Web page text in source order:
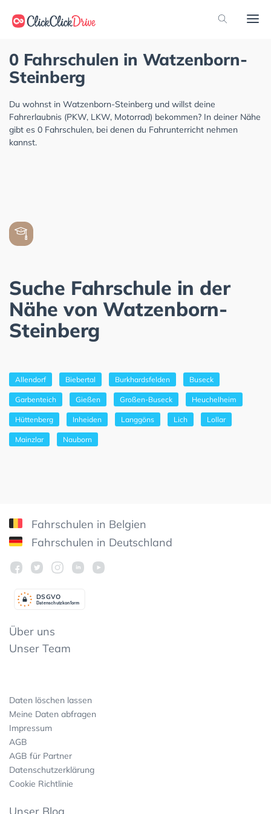
0 Fahrschulen in Watzenborn-
Steinberg
Du wohnst in Watzenborn-Steinberg und willst deine
Fahrerlaubnis (PKW, LKW, Motorrad) bekommen? In deiner Nähe
gibt es 0 Fahrschulen, bei denen du Fahrunterricht nehmen
kannst.
Suche Fahrschule in der
Nähe von Watzenborn-
Steinberg
Allendorf Biebertal Burkhardsfelden Buseck
Garbenteich Gießen Großen-Buseck Heuchelheim
Hüttenberg Inheiden Langgöns Lich Lollar
Mainzlar Nauborn
Fahrschulen in Belgien
Fahrschulen in Deutschland
Datenschutzkonform
DSGVO
Über uns
Unser Team
Daten löschen lassen
Meine Daten abfragen
Impressum
AGB
AGB für Partner
Datenschutzerklärung
Cookie Richtlinie